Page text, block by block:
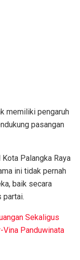
memiliki pengaruh
pasangan
Palangka Raya
ini tidak pernah
baik secara
partai.
Sekaligus
Vina Panduwinata